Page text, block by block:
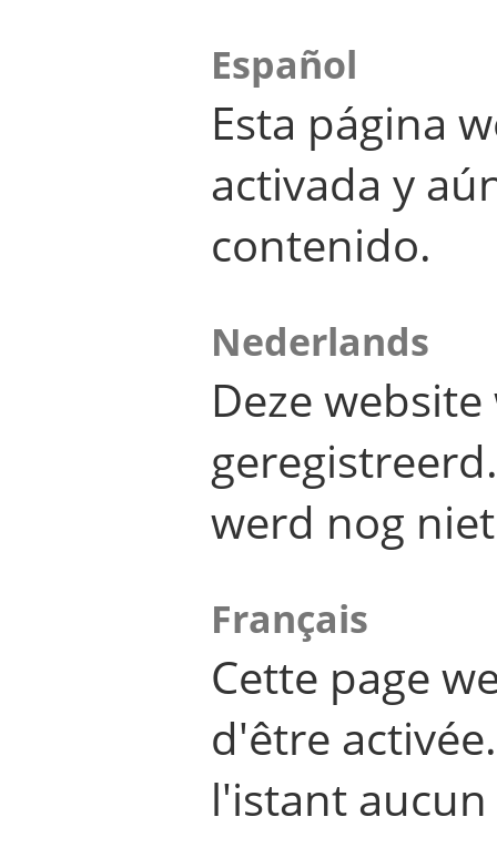
Español
Esta página
activada y
contenido.
Nederlands
Deze
werd nog
Français
Cette page
d'être
l'istant